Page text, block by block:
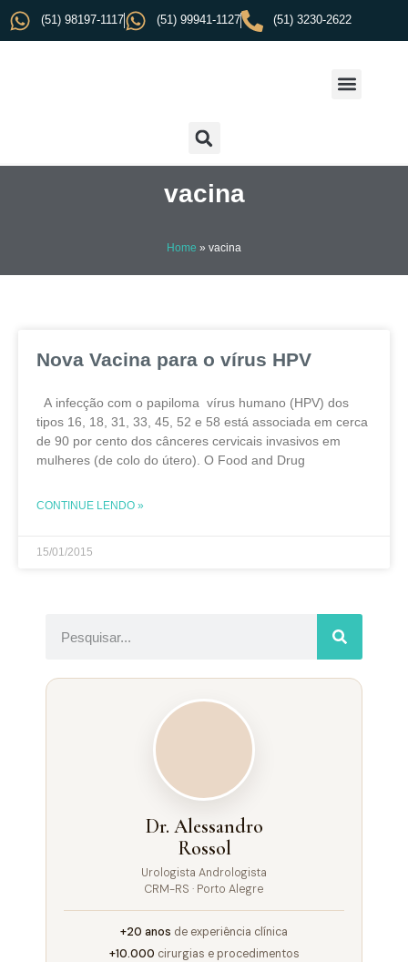
(51) 98197-1117 (51) 99941-1127 (51) 3230-2622
vacina
Home » vacina
Nova Vacina para o vírus HPV
A infecção com o papiloma vírus humano (HPV) dos
tipos 16, 18, 31, 33, 45, 52 e 58 está associada em cerca
de 90 por cento dos cânceres cervicais invasivos em
mulheres (de colo do útero). O Food and Drug
CONTINUE LENDO »
15/01/2015
Dr. Alessandro
Rossol
Urologista Andrologista
CRM-RS · Porto Alegre
+20 anos de experiência clínica
+10.000 cirurgias e procedimentos